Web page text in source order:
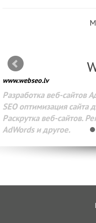
www.webseo.lv
Разработка веб-сайтов
SEO оптимизация сайта
Раскрутка веб-сайтов.
AdWords и другое.